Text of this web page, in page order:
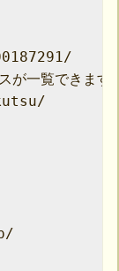
が一覧できます